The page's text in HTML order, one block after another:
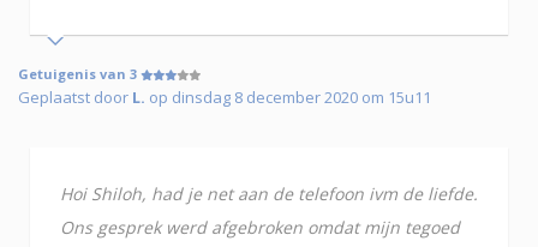
Getuigenis van 3
Geplaatst door L. op dinsdag 8 december 2020 om 15u11
Hoi Shiloh, had je net aan de telefoon ivm de liefde.
Ons gesprek werd afgebroken omdat mijn tegoed